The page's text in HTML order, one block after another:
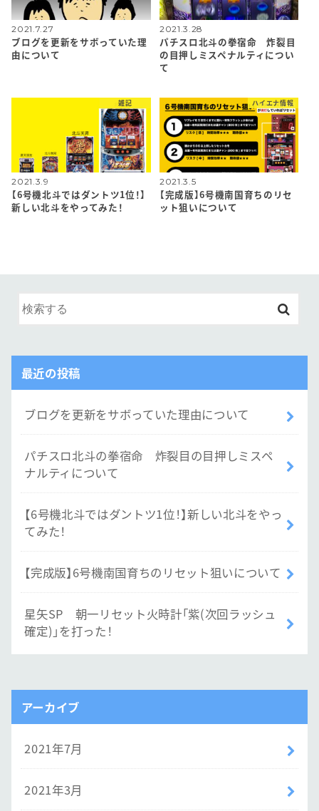
2021.7.27
ブログを更新をサボっていた理
由について
2021.3.28
パチスロ北斗の拳宿命 炸裂目
の目押しミスペナルティについ
て
雑記
2021.3.9
【6号機北斗ではダントツ1位！】
新しい北斗をやってみた！
ハイエナ情報
2021.3.5
【完成版】6号機南国育ちのリセ
ット狙いについて
最近の投稿
ブログを更新をサボっていた理由について
パチスロ北斗の拳宿命 炸裂目の目押しミスペ
ナルティについて
【6号機北斗ではダントツ1位！】新しい北斗をやっ
てみた！
【完成版】6号機南国育ちのリセット狙いについて
星矢SP 朝一リセット火時計「紫(次回ラッシュ
確定)」を打った！
アーカイブ
2021年7月
2021年3月